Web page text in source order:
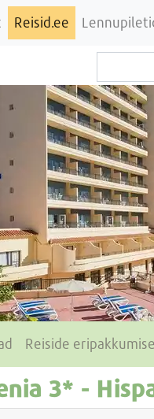
Reisid.ee
Reiside
3* -